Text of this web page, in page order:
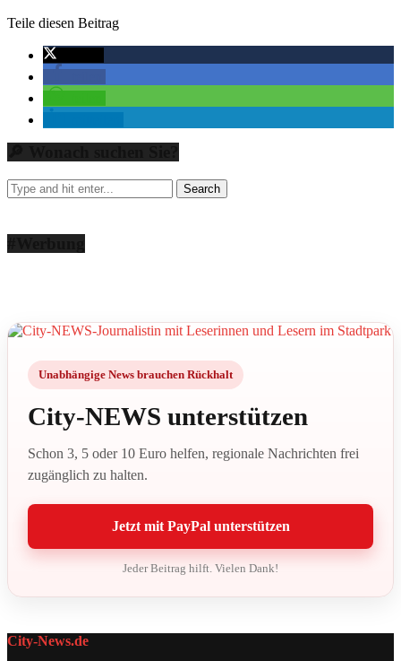
Teile diesen Beitrag
Unabhängige News brauchen Rückhalt
City-NEWS unterstützen
Schon 3, 5 oder 10 Euro helfen, regionale Nachrichten frei
zugänglich zu halten.
Jetzt mit PayPal unterstützen
Jeder Beitrag hilft. Vielen Dank!
City-News.de